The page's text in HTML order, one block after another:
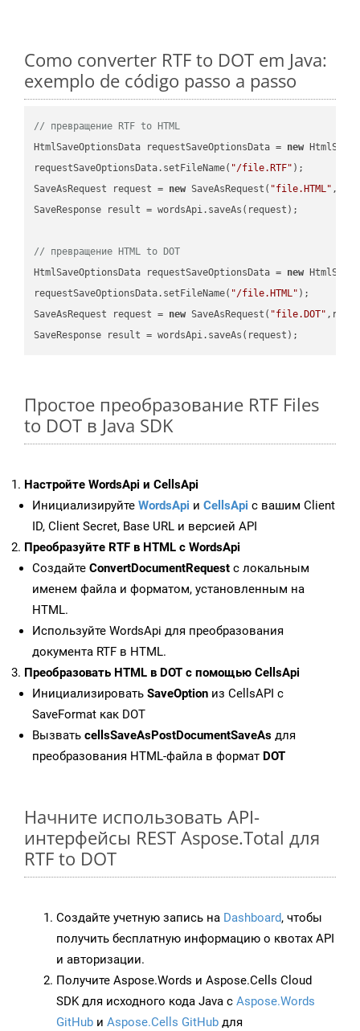
Como converter RTF to DOT em Java:
exemplo de código passo a passo
// превращение RTF to HTML
HtmlSaveOptionsData requestSaveOptionsData = new
requestSaveOptionsData.setFileName( "/file.RTF" );
SaveAsRequest request = new SaveAsRequest( "file.HTML"
SaveResponse result = wordsApi.saveAs(request);
// превращение HTML to DOT
HtmlSaveOptionsData requestSaveOptionsData = new
requestSaveOptionsData.setFileName( "/file.HTML" );
SaveAsRequest request = new SaveAsRequest( "file.DOT"
Простое преобразование RTF Files
to DOT в Java SDK
Настройте WordsApi и CellsApi
Инициализируйте WordsApi и CellsApi с вашим Client
ID, Client Secret, Base URL и версией API
Преобразуйте RTF в HTML с WordsApi
Создайте ConvertDocumentRequest с локальным
именем файла и форматом, установленным на
HTML.
Используйте WordsApi для преобразования
документа RTF в HTML.
Преобразовать HTML в DOT с помощью CellsApi
Инициализировать SaveOption из CellsAPI с
SaveFormat как DOT
Вызвать cellsSaveAsPostDocumentSaveAs для
преобразования HTML-файла в формат DOT
Начните использовать API-
интерфейсы REST Aspose.Total для
RTF to DOT
Создайте учетную запись на Dashboard, чтобы
получить бесплатную информацию о квотах API
и авторизации.
Получите Aspose.Words и Aspose.Cells Cloud
SDK для исходного кода Java с Aspose.Words
GitHub и Aspose.Cells GitHub для